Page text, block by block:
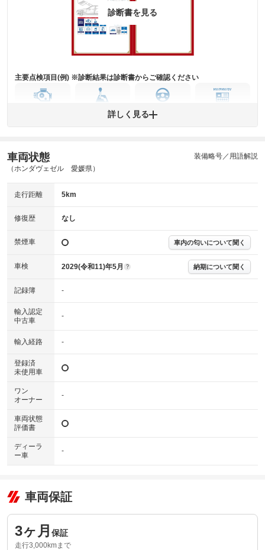
※グー鑑定は保証サービスではございません。購入時は必ず現車をご確認
および表示項目が異なる場合がございます。
す。車両情報等の詳細は各販売店へお問い合わせ下さい。
診断書を見る
主要点検項目(例) ※診断結果は診断書からご確認ください
ミッション
ステアリング
ABS その他
※グー故障診断は保証サービスではございません。購入時は必ず現車をご
※実際にお渡しする故障診断書につきましては、形式および表示項目が異
※グー故障診断書はあくまでも実施時点での診断結果となります。将来に
わたり車両状態を担保するものではありませんので、車両情報等の詳細は
詳しく見る
車両状態
（ホンダヴェゼル 愛媛県）
装備略号／用語解説
走行距離 5km
修復歴 なし
禁煙車 車内の匂いについて聞く
車検 2029(令和11)年5月 ? 納期について聞く
記録簿 -
輸入認定
中古車
-
輸入経路 -
登録済
未使用車
ワン
オーナー
-
車両状態
評価書
ディーラ
ー車
-
車両保証
3ヶ月 保証
走行3,000kmまで